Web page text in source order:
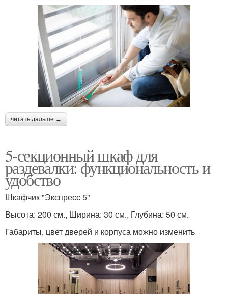
читать дальше →
5-секционный шкаф для
раздевалки: функциональность и
удобство
Шкафчик "Экспресс 5"
Высота: 200 см., Ширина: 30 см., Глубина: 50 см.
Габариты, цвет дверей и корпуса можно изменить